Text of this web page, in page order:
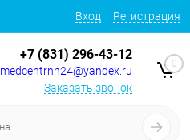
Вход Регистрация
+7 (831) 296-43-12
medcentrnn24@yandex.ru
Заказать звонок
0